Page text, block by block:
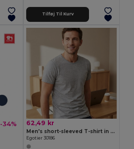
Tilføj Til Kurv
-34% 62,49 kr
Men's short-sleeved T-shirt in combed cotton
Egotier 30186